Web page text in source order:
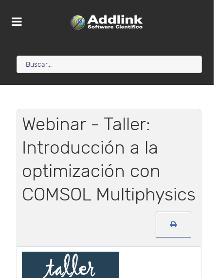
Webinar - Taller:
Introducción a la
optimización con
COMSOL Multiphysics